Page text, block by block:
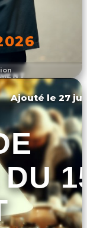
Ajouté le 27